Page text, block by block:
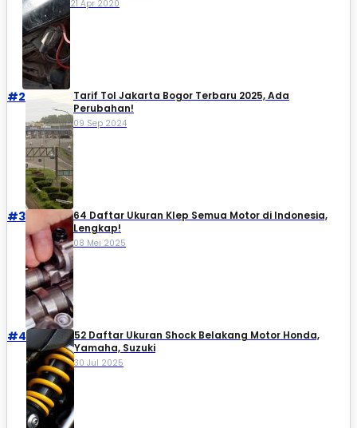
21 Apr 2020
#2
Tarif Tol Jakarta Bogor Terbaru 2025, Ada
Perubahan!
09 Sep 2024
#3
64 Daftar Ukuran Klep Semua Motor di Indonesia,
Lengkap!
08 Mei 2025
#4
52 Daftar Ukuran Shock Belakang Motor Honda,
Yamaha, Suzuki​
30 Jul 2025